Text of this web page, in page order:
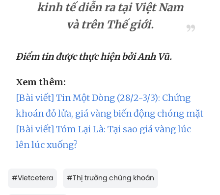
kinh tế diễn ra tại Việt Nam
và trên Thế giới.
Điểm tin được thực hiện bởi Anh Vũ.
Xem thêm:
[Bài viết] Tin Một Dòng (28/2-3/3): Chứng
khoán đỏ lửa, giá vàng biến động chóng mặt
[Bài viết] Tóm Lại Là: Tại sao giá vàng lúc
lên lúc xuống?
#Vietcetera #Thị trường chứng khoán